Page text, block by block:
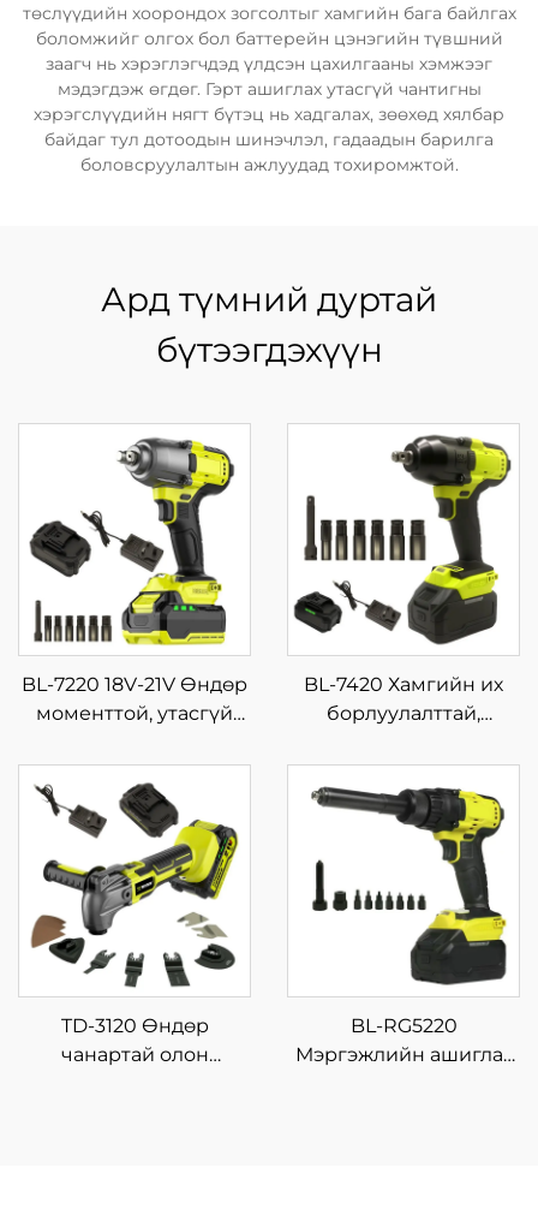
төслүүдийн хоорондох зогсолтыг хамгийн бага байлгах
боломжийг олгох бол баттерейн цэнэгийн түвшний
заагч нь хэрэглэгчдэд үлдсэн цахилгааны хэмжээг
мэдэгдэж өгдөг. Гэрт ашиглах утасгүй чантигны
хэрэгслүүдийн нягт бүтэц нь хадгалах, зөөхөд хялбар
байдаг тул дотоодын шинэчлэл, гадаадын барилга
боловсруулалтын ажлуудад тохиромжтой.
Ард түмний дуртай
бүтээгдэхүүн
BL-7220 18V-21V Өндөр
моменттой, утасгүй
барилгын талбайд
түлхүүр татахад
зориулагдсан, өндөр
чанартай, их хүчтэй,
дахин ашиглах
зориулалтын хэрэгсэл
BL-7420 Хамгийн их
борлуулалттай,
ключний багц, өндөр
чанартай, дахин
ашиглах зориулалтын
цахилгаан хүчний
хэрэгсэл, 21V-ын
баттерейтэй
TD-3120 Өндөр
чанартай олон
BL-RG5220
Мэргэжлийн ашиглах